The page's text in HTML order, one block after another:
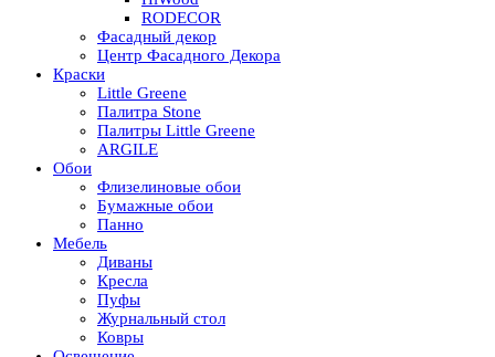
RODECOR
Фасадный декор
Центр Фасадного Декора
Краски
Little Greene
Палитра Stone
Палитры Little Greene
ARGILE
Обои
Флизелиновые обои
Бумажные обои
Панно
Мебель
Диваны
Кресла
Пуфы
Журнальный стол
Ковры